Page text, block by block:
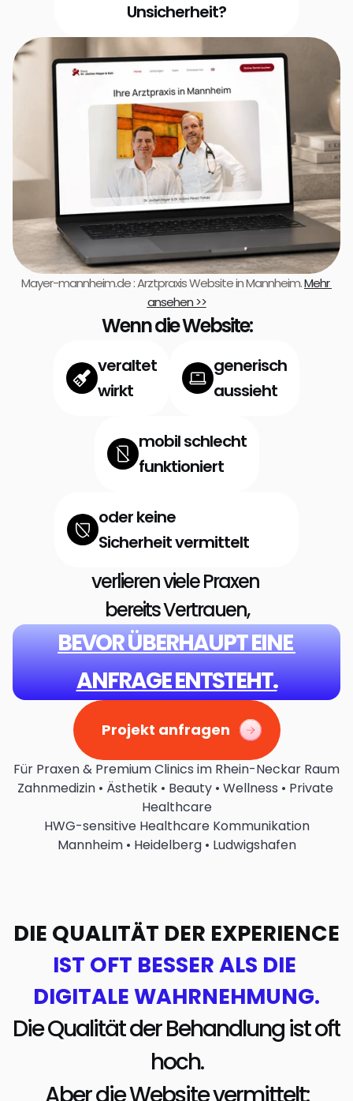
Unsicherheit?
Mayer-mannheim.de : Arztpraxis Website in Mannheim. Mehr
ansehen >>
Wenn die Website:
veraltet
wirkt
generisch
aussieht
mobil schlecht
funktioniert
oder keine
Sicherheit vermittelt
verlieren viele Praxen
bereits Vertrauen,
BEVOR ÜBERHAUPT EINE
ANFRAGE ENTSTEHT.
Projekt anfragen
Für Praxen & Premium Clinics im Rhein-Neckar Raum
Zahnmedizin • Ästhetik • Beauty • Wellness • Private
Healthcare
HWG-sensitive Healthcare Kommunikation
Mannheim • Heidelberg • Ludwigshafen
DIE QUALITÄT DER EXPERIENCE
IST OFT BESSER ALS DIE
DIGITALE WAHRNEHMUNG.
Die Qualität der Behandlung ist oft
hoch.